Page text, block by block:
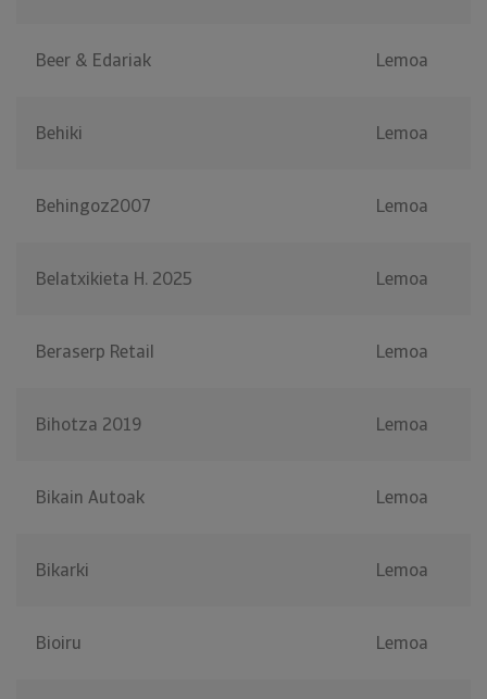
Beer & Edariak Lemoa
Behiki Lemoa
Behingoz2007 Lemoa
Belatxikieta H. 2025 Lemoa
Beraserp Retail Lemoa
Bihotza 2019 Lemoa
Bikain Autoak Lemoa
Bikarki Lemoa
Bioiru Lemoa